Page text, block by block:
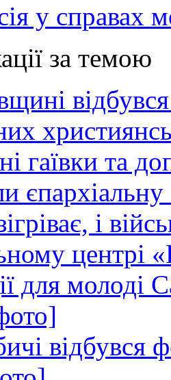
у справах
за темою
гаївки та
і
центрі
для молоді
відбувся